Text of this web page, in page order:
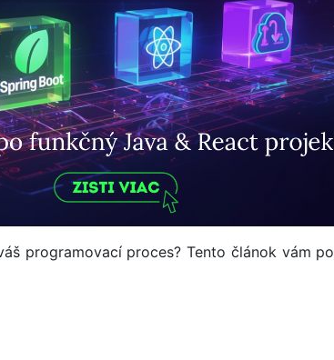
programovací proces? Tento článok vám